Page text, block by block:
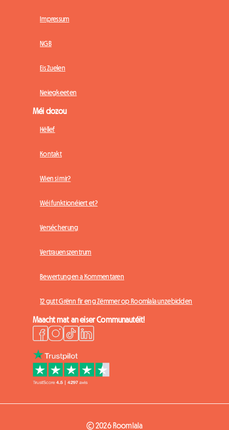
Impressum
NGB
Eis Zuelen
Neiegkeeten
Méi dozou
Hëllef
Kontakt
Wien si mir?
Wéi funktionéiert et?
Versécherung
Vertrauenszentrum
Bewertungen a Kommentaren
12 gutt Grënn fir eng Zëmmer op Roomlala unzebidden
Maacht mat an eiser Communautéit!
© 2026 Roomlala